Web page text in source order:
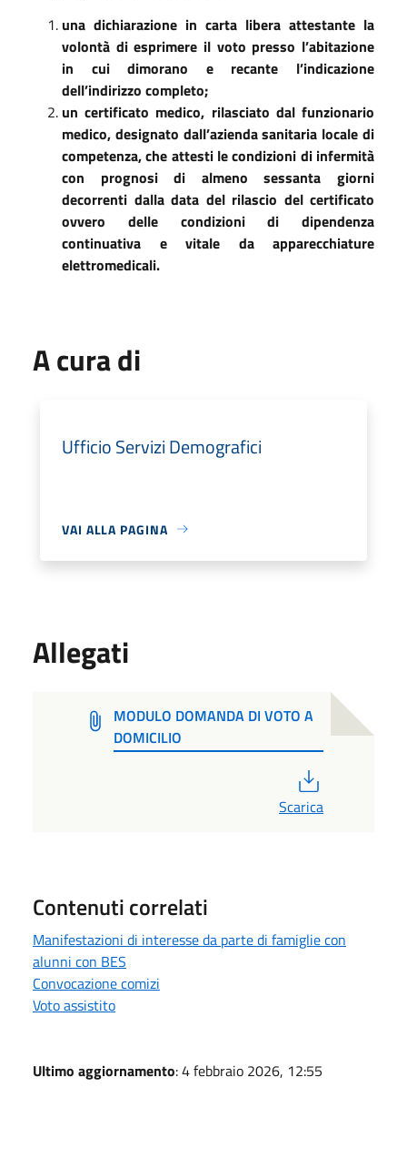
una dichiarazione in carta libera attestante la
volontà di esprimere il voto presso l’abitazione
in cui dimorano e recante l’indicazione
dell’indirizzo completo;
un certificato medico, rilasciato dal funzionario
medico, designato dall’azienda sanitaria locale di
competenza, che attesti le condizioni di infermità
con prognosi di almeno sessanta giorni
decorrenti dalla data del rilascio del certificato
ovvero delle condizioni di dipendenza
continuativa e vitale da apparecchiature
elettromedicali.
A cura di
Ufficio Servizi Demografici
VAI ALLA PAGINA
Allegati
MODULO DOMANDA DI VOTO A
DOMICILIO
Scarica
Contenuti correlati
Manifestazioni di interesse da parte di famiglie con
alunni con BES
Convocazione comizi
Voto assistito
Ultimo aggiornamento: 4 febbraio 2026, 12:55